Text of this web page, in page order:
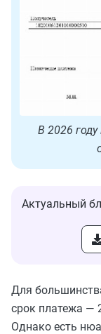
В 2026
Актуальный
Для
срок платежа —
Однако есть